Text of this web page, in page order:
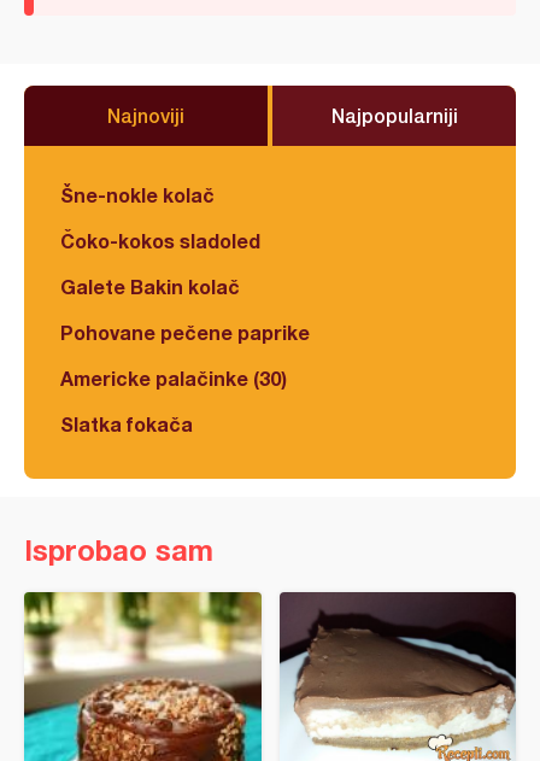
Najnoviji Najpopularniji
Šne-nokle kolač
Čoko-kokos sladoled
Galete Bakin kolač
Pohovane pečene paprike
Americke palačinke (30)
Slatka fokača
Isprobao sam